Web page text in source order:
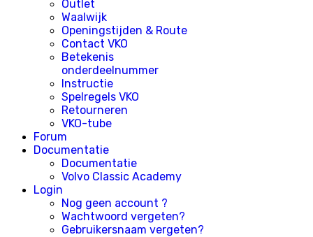
Outlet
Waalwijk
Openingstijden & Route
Contact VKO
Betekenis
onderdeelnummer
Instructie
Spelregels VKO
Retourneren
VKO-tube
Forum
Documentatie
Documentatie
Volvo Classic Academy
Login
Nog geen account ?
Wachtwoord vergeten?
Gebruikersnaam vergeten?